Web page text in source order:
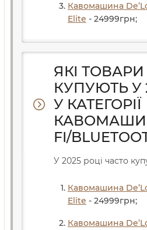
Кавомашина
Elite - 24999грн;
ЯКІ
КУПУЮТЬ У
У КАТЕГОРІЇ
FI/
У 2025 році часто
Кавомашина
Elite - 24999грн;
Кавомашина